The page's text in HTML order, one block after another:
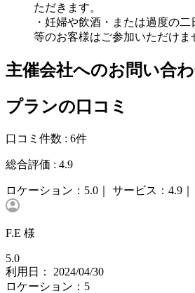
ただきます。
・妊婦や飲酒・または過度の
等のお客様はご参加いただけま
主催会社へのお問い合
プランの口コミ
口コミ件数 : 6件
総合評価 : 4.9
ロケーション： 5.0｜ サービス： 4.9｜
F.E 様
5.0
利用日： 2024/04/30
ロケーション：5